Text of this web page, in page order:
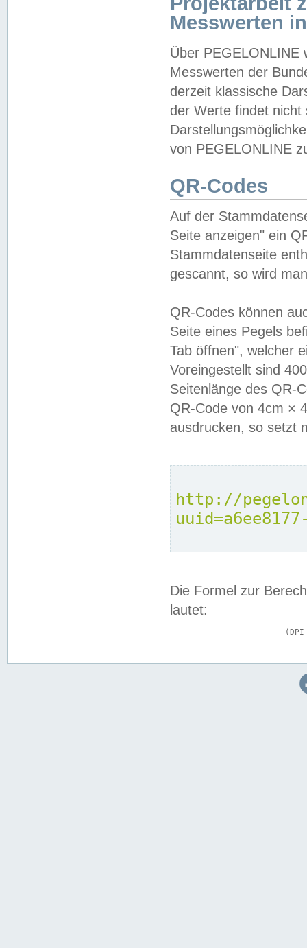
Messwerten
Über PEGELONLINE
Messwerten der
derzeit klassische
der Werte findet
von PEGELONLINE
QR-Codes
Auf der
Seite anzeigen" ein
Stammdatenseite
gescannt, so wird
QR-Codes können
Seite eines Pegels
Tab öffnen", welcher
Voreingestellt sind
Seitenlänge des QR-
QR-Code von 4cm ×
ausdrucken, so setzt
http://
Die Formel zur
lautet: